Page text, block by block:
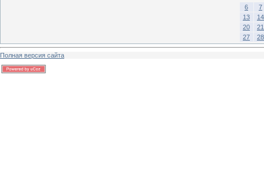
6
7
13
14
20
21
27
28
Полная версия сайта